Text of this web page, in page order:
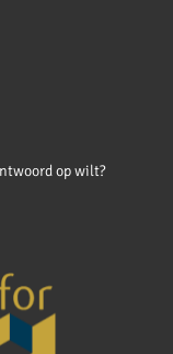
op wilt?